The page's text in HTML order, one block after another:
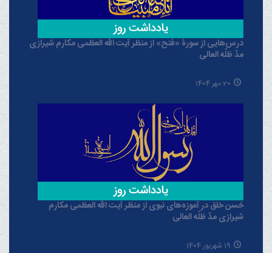
درس‌هایی از سورۀ «فتح» از منظر آیت الله العظمی مکارم شیرازی
مدّ ظلّه العالی
20 مهر 1404
حُسن خلق در آموزه‌های نبوی از منظر آیت الله العظمی مکارم
شیرازی مدّ ظلّه العالی
19 شهریور 1404